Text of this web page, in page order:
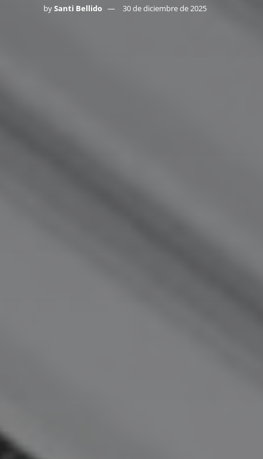
bySanti Bellido 30 de diciembre de 2025